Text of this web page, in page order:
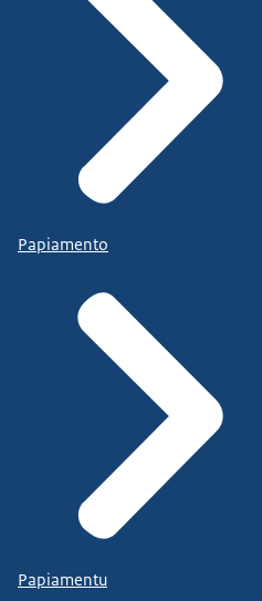
Papiamento
Papiamentu